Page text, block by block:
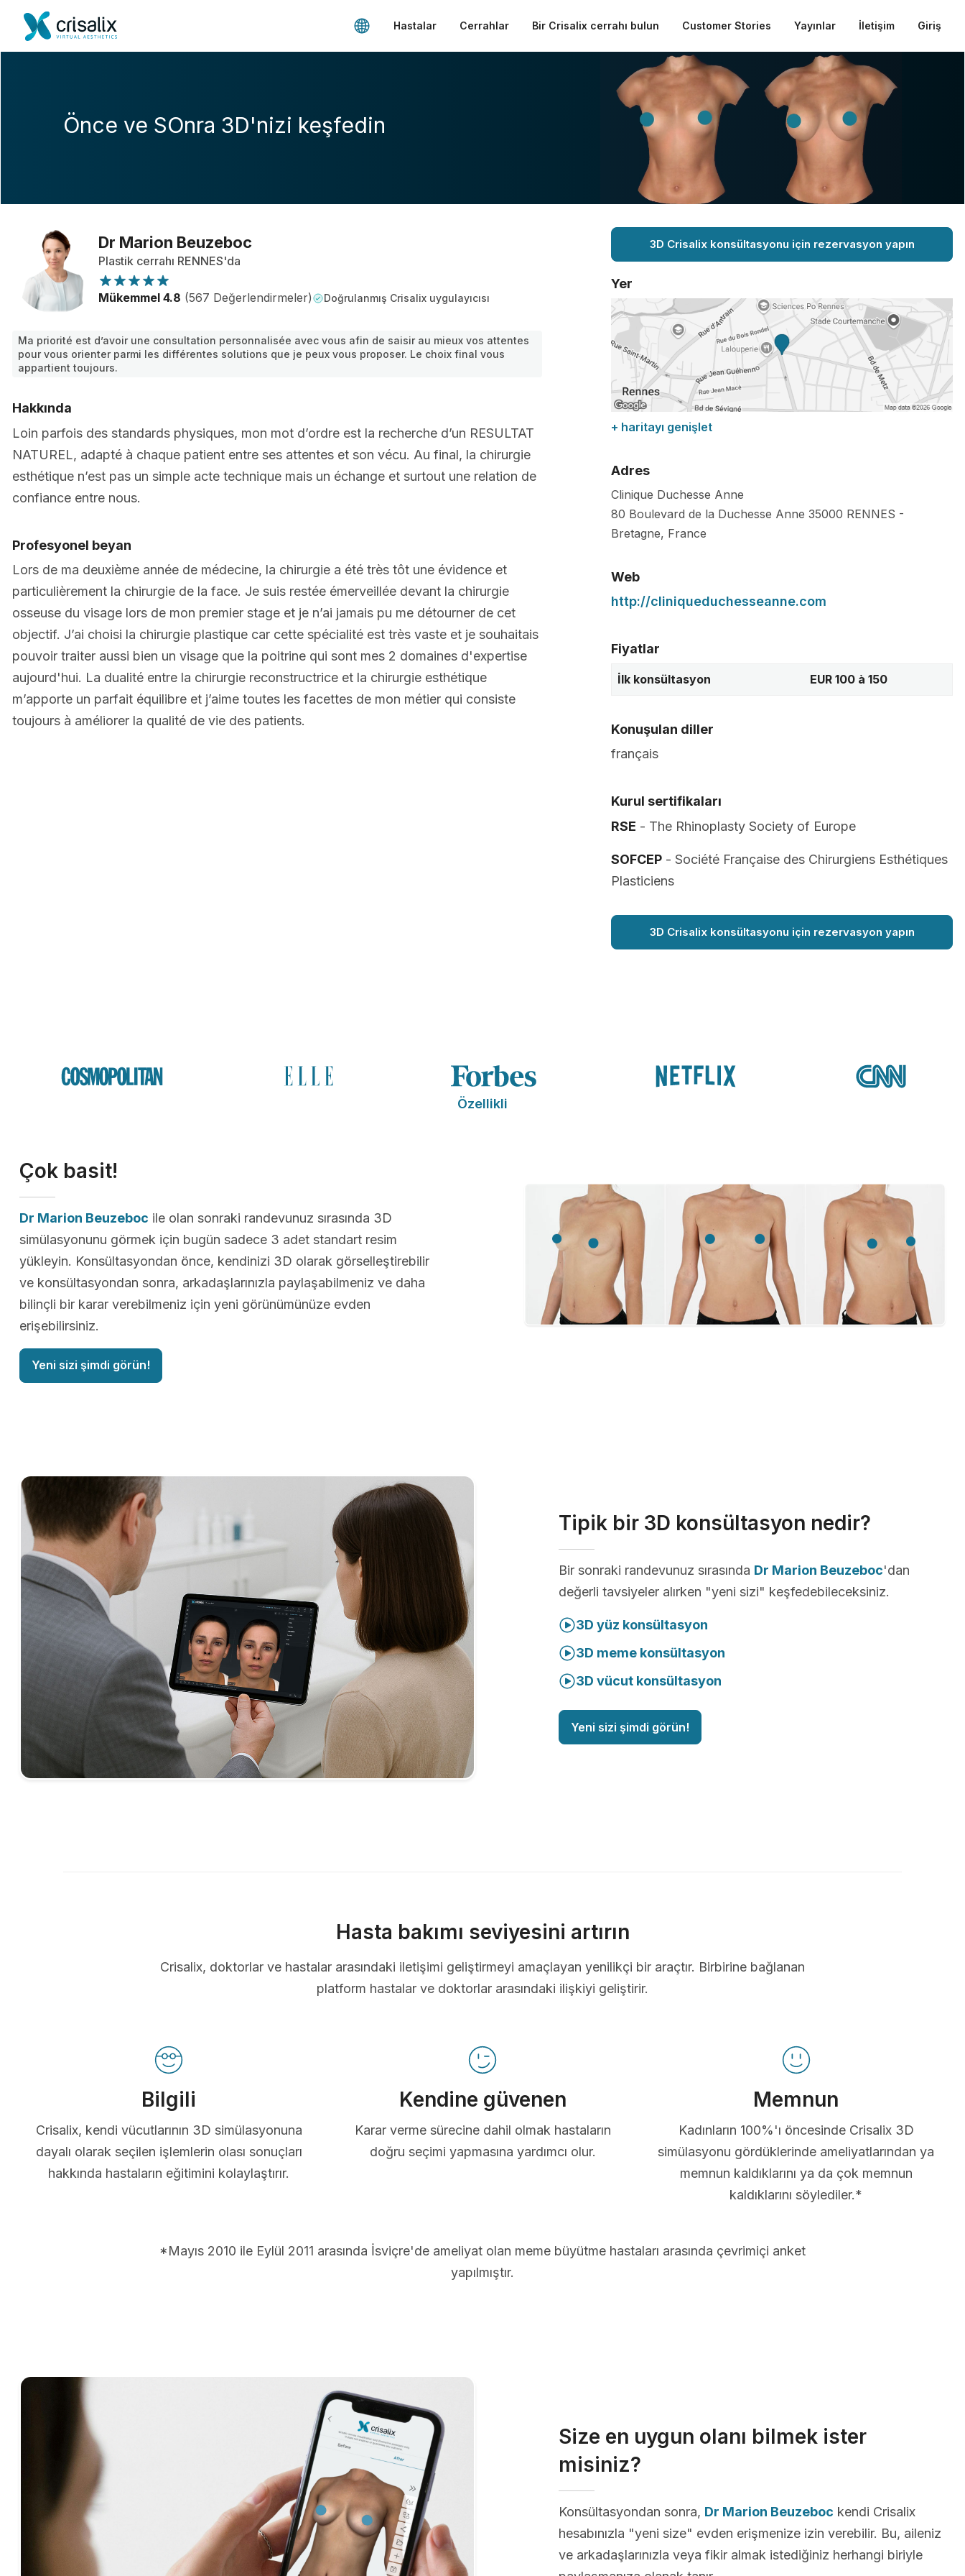
Hastalar Cerrahlar Bir Crisalix cerrahı bulun Customer Stories Yayınlar İletişim Giriş
Önce ve SOnra 3D'nizi keşfedin
Dr Marion Beuzeboc
Plastik cerrahı RENNES'da
Mükemmel 4.8 (567 Değerlendirmeler) Doğrulanmış Crisalix uygulayıcısı
Ma priorité est d’avoir une consultation personnalisée avec vous afin de saisir au mieux vos attentes
pour vous orienter parmi les différentes solutions que je peux vous proposer. Le choix final vous
appartient toujours.
Hakkında
Loin parfois des standards physiques, mon mot d’ordre est la recherche d’un RESULTAT
NATUREL, adapté à chaque patient entre ses attentes et son vécu. Au final, la chirurgie
esthétique n’est pas un simple acte technique mais un échange et surtout une relation de
confiance entre nous.
Profesyonel beyan
Lors de ma deuxième année de médecine, la chirurgie a été très tôt une évidence et
particulièrement la chirurgie de la face. Je suis restée émerveillée devant la chirurgie
osseuse du visage lors de mon premier stage et je n’ai jamais pu me détourner de cet
objectif. J’ai choisi la chirurgie plastique car cette spécialité est très vaste et je souhaitais
pouvoir traiter aussi bien un visage que la poitrine qui sont mes 2 domaines d'expertise
aujourd'hui. La dualité entre la chirurgie reconstructrice et la chirurgie esthétique
m’apporte un parfait équilibre et j’aime toutes les facettes de mon métier qui consiste
toujours à améliorer la qualité de vie des patients.
3D Crisalix konsültasyonu için rezervasyon yapın
Yer
+ haritayı genişlet
Adres
Clinique Duchesse Anne
80 Boulevard de la Duchesse Anne 35000 RENNES -
Bretagne, France
Web
http://cliniqueduchesseanne.com
Fiyatlar
İlk konsültasyon EUR 100 à 150
Konuşulan diller
français
Kurul sertifikaları
RSE - The Rhinoplasty Society of Europe
SOFCEP - Société Française des Chirurgiens Esthétiques
Plasticiens
3D Crisalix konsültasyonu için rezervasyon yapın
Özellikli
Çok basit!
Dr Marion Beuzeboc ile olan sonraki randevunuz sırasında 3D
simülasyonunu görmek için bugün sadece 3 adet standart resim
yükleyin. Konsültasyondan önce, kendinizi 3D olarak görselleştirebilir
ve konsültasyondan sonra, arkadaşlarınızla paylaşabilmeniz ve daha
bilinçli bir karar verebilmeniz için yeni görünümünüze evden
erişebilirsiniz.
Yeni sizi şimdi görün!
Tipik bir 3D konsültasyon nedir?
Bir sonraki randevunuz sırasında Dr Marion Beuzeboc'dan
değerli tavsiyeler alırken "yeni sizi" keşfedebileceksiniz.
3D yüz konsültasyon
3D meme konsültasyon
3D vücut konsültasyon
Yeni sizi şimdi görün!
Hasta bakımı seviyesini artırın
Crisalix, doktorlar ve hastalar arasındaki iletişimi geliştirmeyi amaçlayan yenilikçi bir araçtır. Birbirine bağlanan
platform hastalar ve doktorlar arasındaki ilişkiyi geliştirir.
Bilgili
Crisalix, kendi vücutlarının 3D simülasyonuna
dayalı olarak seçilen işlemlerin olası sonuçları
hakkında hastaların eğitimini kolaylaştırır.
Kendine güvenen
Karar verme sürecine dahil olmak hastaların
doğru seçimi yapmasına yardımcı olur.
Memnun
Kadınların 100%'ı öncesinde Crisalix 3D
simülasyonu gördüklerinde ameliyatlarından ya
memnun kaldıklarını ya da çok memnun
kaldıklarını söylediler.*
*Mayıs 2010 ile Eylül 2011 arasında İsviçre'de ameliyat olan meme büyütme hastaları arasında çevrimiçi anket
yapılmıştır.
Size en uygun olanı bilmek ister
misiniz?
Konsültasyondan sonra, Dr Marion Beuzeboc kendi Crisalix
hesabınızla "yeni size" evden erişmenize izin verebilir. Bu, aileniz
ve arkadaşlarınızla veya fikir almak istediğiniz herhangi biriyle